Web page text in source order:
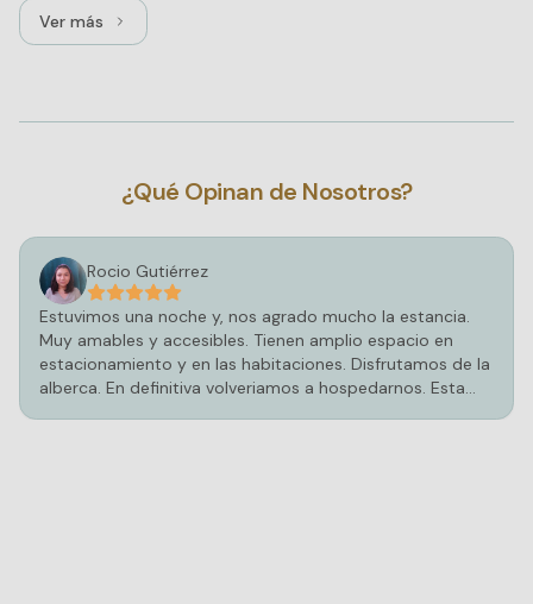
Ver másVer más: Master Suite, 1 cama King y 1 Sofá cama
¿Qué Opinan de Nosotros?
Rocio Gutiérrez
Estuvimos una noche y, nos agrado mucho la estancia.
Muy amables y accesibles. Tienen amplio espacio en
estacionamiento y en las habitaciones. Disfrutamos de la
alberca. En definitiva volveriamos a hospedarnos. Esta